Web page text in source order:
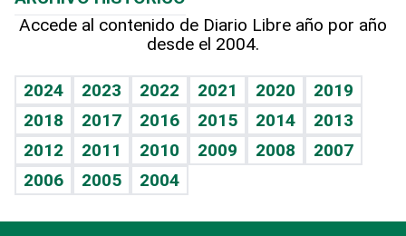
Hablando con el pediatra
Vida y familia
Eñe
Celebrando la vida
Sin complejos
En pocas palabras
Línea de hit
TBT Deportivo
Hecho en casa
Guía del dinero
Cumpleaños
Horóscopos
Crucigramas
Accede al contenido de Diario Libre año por año
desde el 2004.
2024 2023 2022 2021 2020
2019
2018
2017 2016 2015 2014
2013
2012
2011 2010 2009 2008
2007
2006
2005 2004